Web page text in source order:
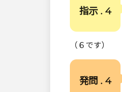
指示 . 4
（６です）
発問 . 4